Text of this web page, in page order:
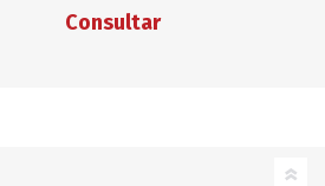
Consultar